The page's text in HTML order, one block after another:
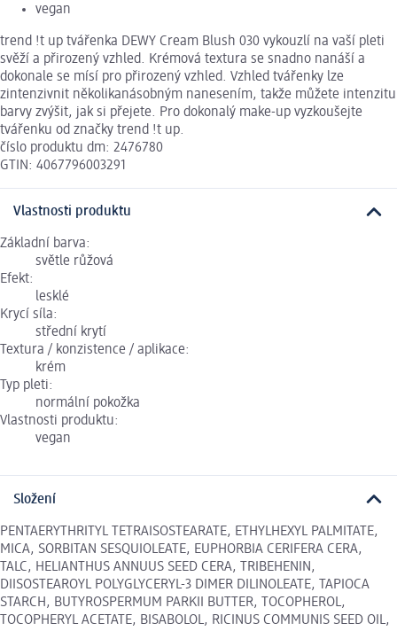
vegan
trend !t up tvářenka DEWY Cream Blush 030 vykouzlí na vaší pleti
svěží a přirozený vzhled. Krémová textura se snadno nanáší a
dokonale se mísí pro přirozený vzhled. Vzhled tvářenky lze
zintenzivnit několikanásobným nanesením, takže můžete intenzitu
barvy zvýšit, jak si přejete. Pro dokonalý make-up vyzkoušejte
tvářenku od značky trend !t up.
číslo produktu dm: 2476780
GTIN: 4067796003291
Vlastnosti produktu
Základní barva:
světle růžová
Efekt:
lesklé
Krycí síla:
střední krytí
Textura / konzistence / aplikace:
krém
Typ pleti:
normální pokožka
Vlastnosti produktu:
vegan
Složení
PENTAERYTHRITYL TETRAISOSTEARATE, ETHYLHEXYL PALMITATE,
MICA, SORBITAN SESQUIOLEATE, EUPHORBIA CERIFERA CERA,
TALC, HELIANTHUS ANNUUS SEED CERA, TRIBEHENIN,
DIISOSTEAROYL POLYGLYCERYL-3 DIMER DILINOLEATE, TAPIOCA
STARCH, BUTYROSPERMUM PARKII BUTTER, TOCOPHEROL,
TOCOPHERYL ACETATE, BISABOLOL, RICINUS COMMUNIS SEED OIL,